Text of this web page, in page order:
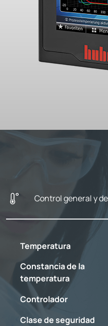
Control general y
Temperatura
Constancia de la
temperatura
Controlador
Clase de seguridad